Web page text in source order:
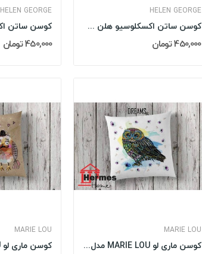
HELEN GEORGE
کوسن ساتن اکسکلوسیو هلن جورج HELEN GEORGE مدل:...
450,000 تومان
HELEN GEORGE
450,000 تومان
MARIE LOU
کوسن ماری لو MARIE LOU مدل: DREAMS
MARIE LOU